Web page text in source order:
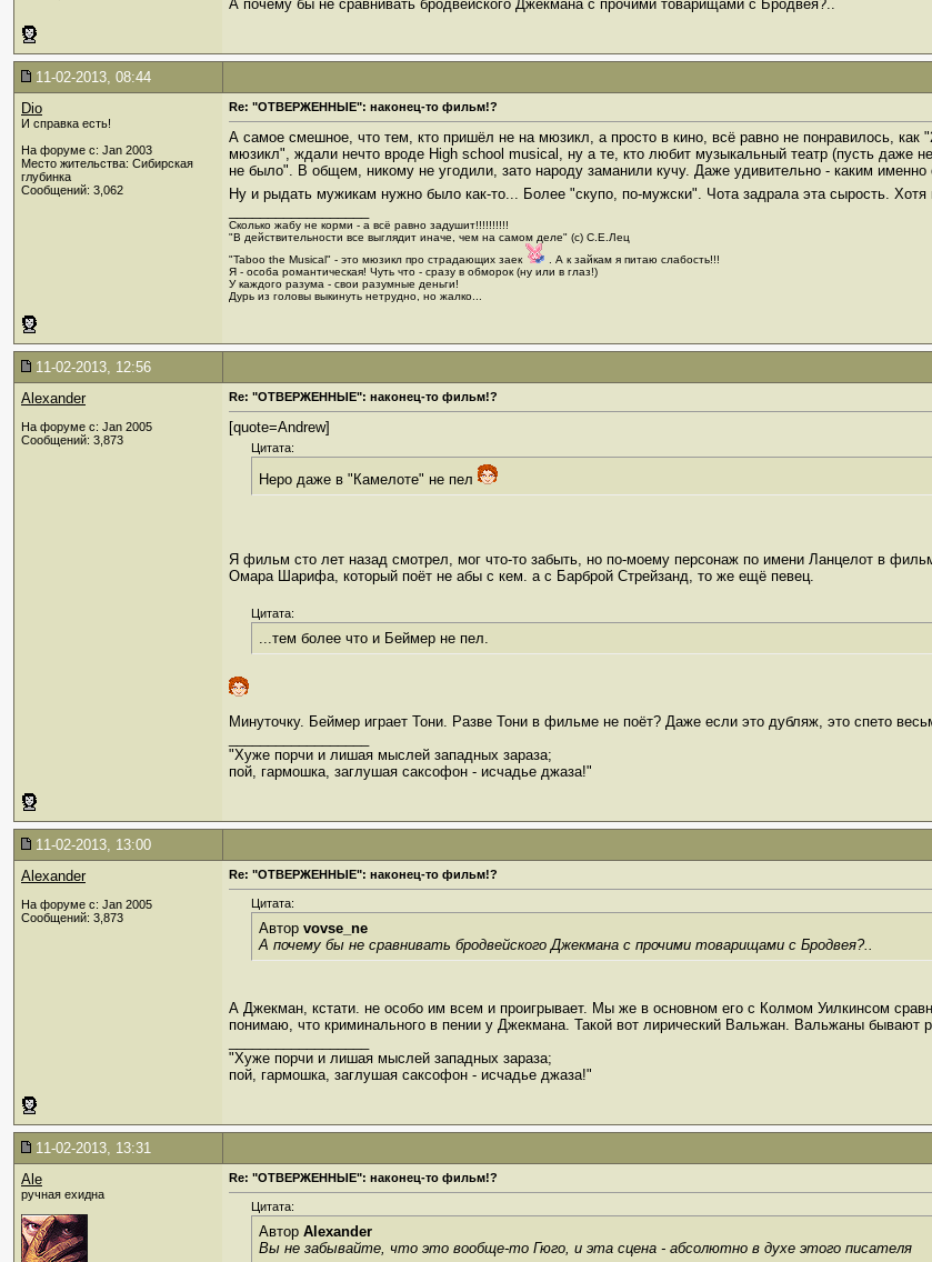
А почему бы не сравнивать бродвейского Джекмана с прочими товарищами с Бродвея?..
11-02-2013, 08:44
Dio
И справка есть!
На форуме с: Jan 2003
Место жительства: Сибирская
глубинка
Сообщений: 3,062
Re: "ОТВЕРЖЕННЫЕ": наконец-то фильм!?
А самое смешное, что тем, кто пришёл не на мюзикл, а просто в кино, всё равно не понравилось,
мюзикл", ждали нечто вроде High school musical, ну а те, кто любит музыкальный театр (пусть даже
не было". В общем, никому не угодили, зато народу заманили кучу. Даже удивительно - каким именно
Ну и рыдать мужикам нужно было как-то... Более "скупо, по-мужски". Чота задрала эта сырость.
Сколько жабу не корми - а всё равно задушит!!!!!!!!!!
"В действительности все выглядит иначе, чем на самом деле" (с) С.Е.Лец
"Taboo the Musical" - это мюзикл про страдающих заек
. А к зайкам я питаю слабость!!!
Я - особа романтическая! Чуть что - сразу в обморок (ну или в глаз!)
У каждого разума - свои разумные деньги!
Дурь из головы выкинуть нетрудно, но жалко...
11-02-2013, 12:56
Alexander
На форуме с: Jan 2005
Сообщений: 3,873
Re: "ОТВЕРЖЕННЫЕ": наконец-то фильм!?
[quote=Andrew]
Цитата:
Неро даже в "Камелоте" не пел
Я фильм сто лет назад смотрел, мог что-то забыть, но по-моему персонаж по имени Ланцелот в
Омара Шарифа, который поёт не абы с кем. а с Барброй Стрейзанд, то же ещё певец.
Цитата:
...тем более что и Беймер не пел.
Минуточку. Беймер играет Тони. Разве Тони в фильме не поёт? Даже если это дубляж, это спето
"Хуже порчи и лишая мыслей западных зараза;
пой, гармошка, заглушая саксофон - исчадье джаза!"
11-02-2013, 13:00
Alexander
На форуме с: Jan 2005
Сообщений: 3,873
Re: "ОТВЕРЖЕННЫЕ": наконец-то фильм!?
Цитата:
Автор vovse_ne
А почему бы не сравнивать бродвейского Джекмана с прочими товарищами с Бродвея?..
А Джекман, кстати. не особо им всем и проигрывает. Мы же в основном его с Колмом Уилкинсом
понимаю, что криминального в пении у Джекмана. Такой вот лирический Вальжан. Вальжаны бывают
"Хуже порчи и лишая мыслей западных зараза;
пой, гармошка, заглушая саксофон - исчадье джаза!"
11-02-2013, 13:31
Ale
ручная ехидна
Re: "ОТВЕРЖЕННЫЕ": наконец-то фильм!?
Цитата:
Автор Alexander
Вы не забывайте, что это вообще-то Гюго, и эта сцена - абсолютно в духе этого писателя